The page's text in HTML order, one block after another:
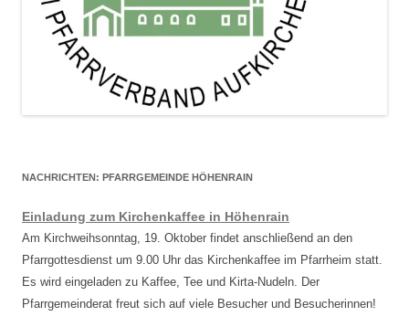
NACHRICHTEN: PFARRGEMEINDE HÖHENRAIN
Einladung zum Kirchenkaffee in Höhenrain
Am Kirchweihsonntag, 19. Oktober findet anschließend an den
Pfarrgottesdienst um 9.00 Uhr das Kirchenkaffee im Pfarrheim statt.
Es wird eingeladen zu Kaffee, Tee und Kirta-Nudeln. Der
Pfarrgemeinderat freut sich auf viele Besucher und Besucherinnen!